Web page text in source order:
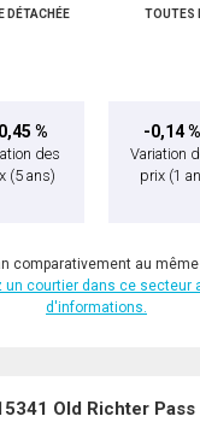
DÉTACHÉE
%
des
(5 ans)
TOUTES
-0,14 %
Variation
prix (1
comparativement au
un courtier dans ce secteur
d'informations.
Old Richter Pass